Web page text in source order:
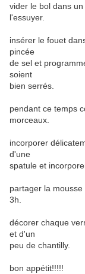
vider le bol dans
l'essuyer.
insérer le fouet
pincée
de sel et
soient
bien serrés.
pendant ce temps
morceaux.
incorporer
d'une
spatule et
partager la
3h.
décorer chaque
et d'un
peu de chantilly.
bon appétit!!!!!